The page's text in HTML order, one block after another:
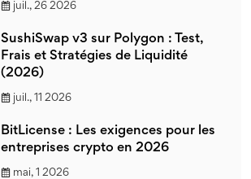
juil., 26 2026
SushiSwap v3 sur Polygon : Test,
Frais et Stratégies de Liquidité
(2026)
juil., 11 2026
BitLicense : Les exigences pour les
entreprises crypto en 2026
mai, 1 2026